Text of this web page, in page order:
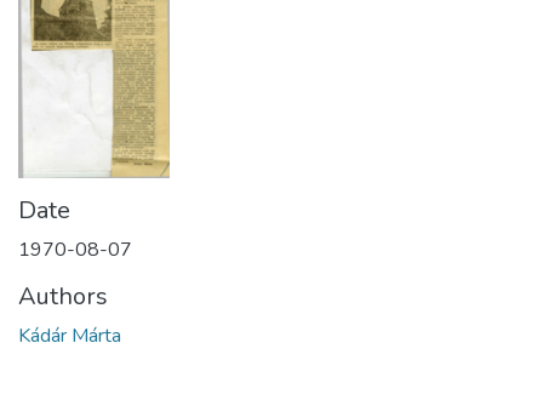
Date
1970-08-07
Authors
Kádár Márta